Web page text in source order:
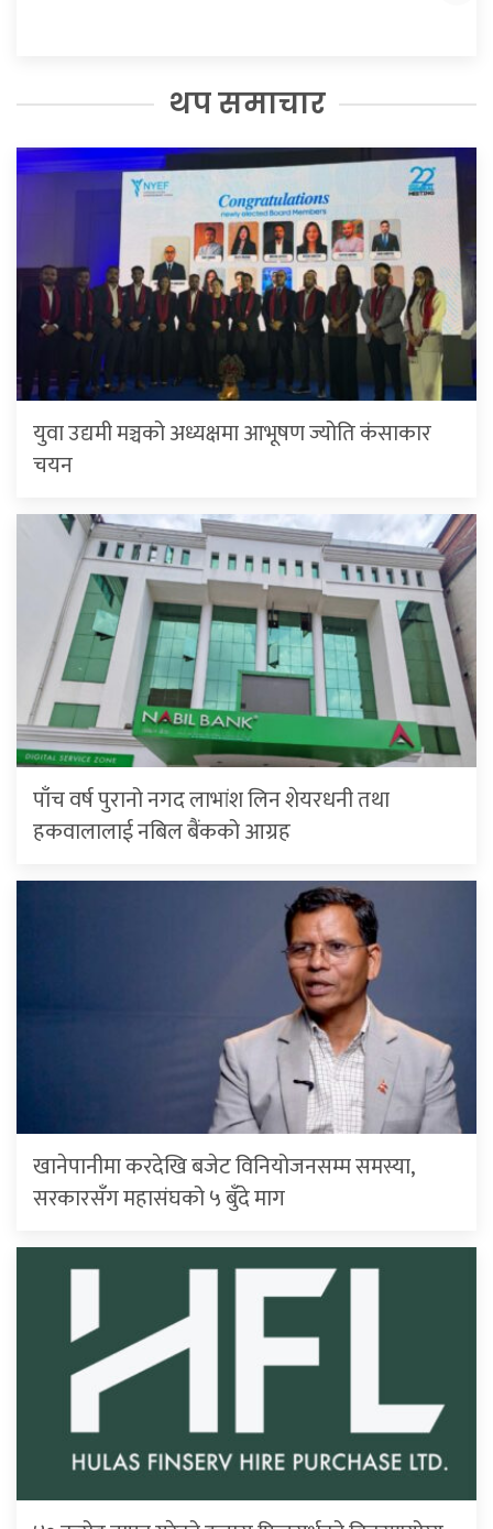
थप समाचार
युवा उद्यमी मञ्चको अध्यक्षमा आभूषण ज्योति कंसाकार
चयन
पाँच वर्ष पुरानो नगद लाभांश लिन शेयरधनी तथा
हकवालालाई नबिल बैंकको आग्रह
खानेपानीमा करदेखि बजेट विनियोजनसम्म समस्या,
सरकारसँग महासंघको ५ बुँदे माग